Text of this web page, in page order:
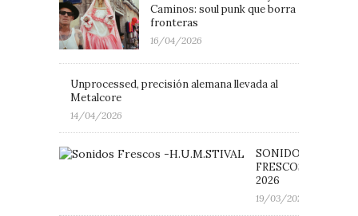
Caminos: soul punk que borra
fronteras
16/04/2026
Unprocessed, precisión alemana llevada al
Metalcore
14/04/2026
SONIDOS
FRESCOS:
2026
19/03/2026